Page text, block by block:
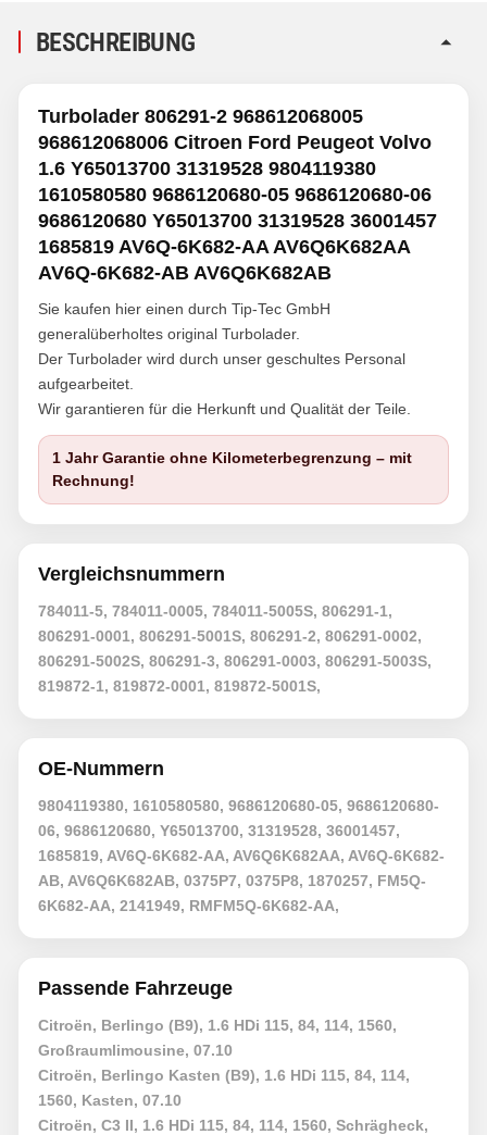
BESCHREIBUNG
Turbolader 806291-2 968612068005
968612068006 Citroen Ford Peugeot Volvo
1.6 Y65013700 31319528 9804119380
1610580580 9686120680-05 9686120680-06
9686120680 Y65013700 31319528 36001457
1685819 AV6Q-6K682-AA AV6Q6K682AA
AV6Q-6K682-AB AV6Q6K682AB
Sie kaufen hier einen durch Tip-Tec GmbH
generalüberholtes original Turbolader.
Der Turbolader wird durch unser geschultes Personal
aufgearbeitet.
Wir garantieren für die Herkunft und Qualität der Teile.
1 Jahr Garantie ohne Kilometerbegrenzung – mit
Rechnung!
Vergleichsnummern
784011-5, 784011-0005, 784011-5005S, 806291-1,
806291-0001, 806291-5001S, 806291-2, 806291-0002,
806291-5002S, 806291-3, 806291-0003, 806291-5003S,
819872-1, 819872-0001, 819872-5001S,
OE-Nummern
9804119380, 1610580580, 9686120680-05, 9686120680-
06, 9686120680, Y65013700, 31319528, 36001457,
1685819, AV6Q-6K682-AA, AV6Q6K682AA, AV6Q-6K682-
AB, AV6Q6K682AB, 0375P7, 0375P8, 1870257, FM5Q-
6K682-AA, 2141949, RMFM5Q-6K682-AA,
Passende Fahrzeuge
Citroën, Berlingo (B9), 1.6 HDi 115, 84, 114, 1560,
Großraumlimousine, 07.10
Citroën, Berlingo Kasten (B9), 1.6 HDi 115, 84, 114,
1560, Kasten, 07.10
Citroën, C3 II, 1.6 HDi 115, 84, 114, 1560, Schrägheck,